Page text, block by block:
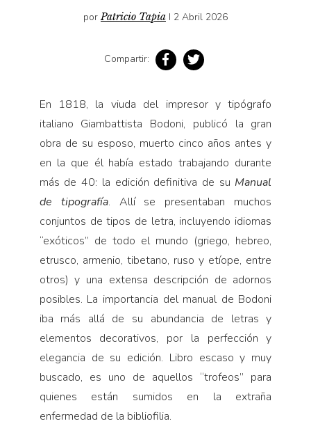
Vidas paralelas
porPatricio Tapia I 2 Abril 2026
Compartir:
En 1818, la viuda del impresor y tipógrafo
italiano Giambattista Bodoni, publicó la gran
obra de su esposo, muerto cinco años antes y
en la que él había estado trabajando durante
más de 40: la edición definitiva de su Manual
de tipografía. Allí se presentaban muchos
conjuntos de tipos de letra, incluyendo idiomas
“exóticos” de todo el mundo (griego, hebreo,
etrusco, armenio, tibetano, ruso y etíope, entre
otros) y una extensa descripción de adornos
posibles. La importancia del manual de Bodoni
iba más allá de su abundancia de letras y
elementos decorativos, por la perfección y
elegancia de su edición. Libro escaso y muy
buscado, es uno de aquellos “trofeos” para
quienes están sumidos en la extraña
enfermedad de la bibliofilia.